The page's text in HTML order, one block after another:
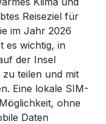
Reiseziel für
im Jahr 2026
es wichtig, in
der Insel
teilen und mit
Eine lokale SIM-
ohne
Daten